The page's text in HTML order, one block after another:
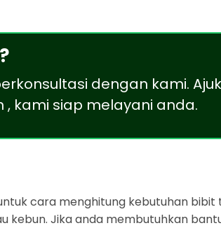
dengan kami.
kami siap melayani anda.
cara menghitung kebutuhan
Jika anda membutuhkan